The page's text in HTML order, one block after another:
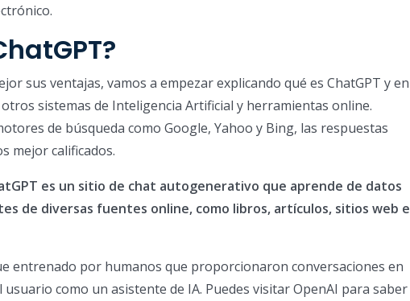
sus ventajas, vamos a empezar explicando qué es ChatGPT y en
sistemas de Inteligencia Artificial y herramientas online.
de búsqueda como Google, Yahoo y Bing, las respuestas
mejor calificados.
es un sitio de chat autogenerativo que aprende de datos
de diversas fuentes online, como libros, artículos, sitios web e
entrenado por humanos que proporcionaron conversaciones en
como un asistente de IA. Puedes visitar OpenAI para saber